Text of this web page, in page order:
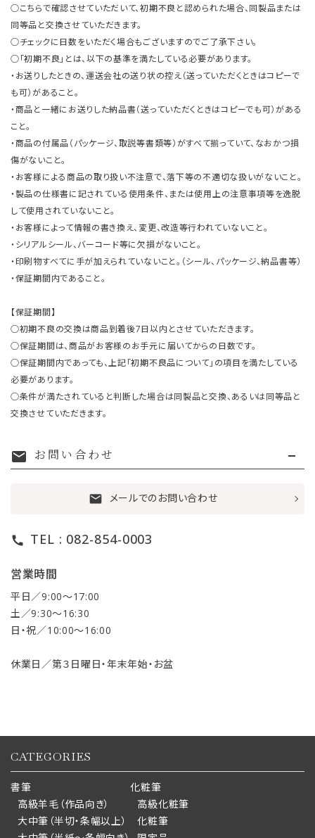
○こちらで確認させていただいて、初期不良と認められた場合、同製品または
同等品と交換させていただきます。
○チェックに日数をいただく場合もございますのでご了承下さい。
○「初期不良」とは、以下の基準を満たしている必要があります。
・お送りしたときの、運送会社の送り状の控え（送っていただくときはコピーで
も可）があること。
・商品と一緒にお送りした納品書（送っていただくときはコピーでも可）がある
こと。
・商品の付属品（パッケージ、取説等書類等）がすべて揃っていて、なおかつ損
傷がないこと。
・お客様による商品の取り扱い不注意で、落下等の不適切な扱いがないこと。
・製品の仕様書に記されている使用条件、または使用上の注意事項等を逸脱
して使用されていないこと。
・お客様によって情報の書き換え、変更、改造等行われていないこと。
・シリアルシール、バーコード等に欠損がないこと。
・印刷物すべてに手が加えられていないこと。（シール、パッケージ、納品書等）
・保証期間内であること。
【保証期間】
○初期不良の交換は商品到着後7日以内とさせていただきます。
○保証期間は、商品がお客様のお手元に届いてからの日数です。
○保証期間内であっても、上記「初期不良品について」の項目を満たしている
必要があります。
○条件が満たされていると判断した場合は同製品と交換、あるいは同等品と
交換させていただきます。
mail お問い合わせ
mail メールでのお問い合わせ
call TEL : 082-854-0003
営業時間
平日／9:00〜17:00
土／9:30〜16:30
日・祝／10:00〜16:00
休業日／第３日曜日・年末年始・お盆
CATEGORIES
書筆
高級羊毛（作品向き）
大中筆（半切・条幅以上）
化粧筆
高級化粧筆
化粧筆